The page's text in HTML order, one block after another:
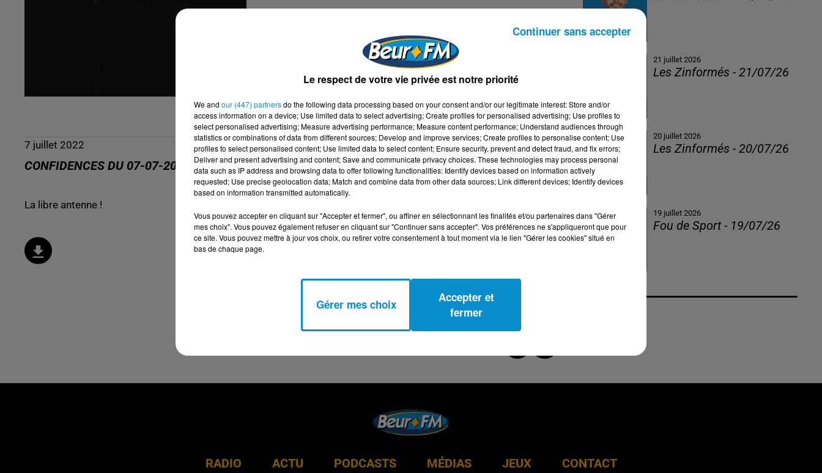
7 juillet 2022
CONFIDENCES DU 07-07-2022
La libre antenne !
21 juillet 2026
Les Zinformés - 21/07/26
20 juillet 2026
Les Zinformés - 20/07/26
19 juillet 2026
Fou de Sport - 19/07/26
RADIO ACTU PODCASTS MÉDIAS JEUX CONTACT
Le respect de votre vie privée est notre priorité
We and our (447) partnersdo the following data processing based on your consent and/or our legitimate interest: Store and/or
access information on a device; Use limited data to select advertising; Create profiles for personalised advertising; Use profiles to
select personalised advertising; Measure advertising performance; Measure content performance; Understand audiences through
statistics or combinations of data from different sources; Develop and improve services; Create profiles to personalise content; Use
profiles to select personalised content; Use limited data to select content; Ensure security, prevent and detect fraud, and fix errors;
Deliver and present advertising and content; Save and communicate privacy choices. These technologies may process personal
data such as IP address and browsing data to offer following functionalities: Identify devices based on information actively
requested; Use precise geolocation data; Match and combine data from other data sources; Link different devices; Identify devices
based on information transmitted automatically.
Vous pouvez accepter en cliquant sur "Accepter et fermer", ou affiner en sélectionnant les finalités et/ou partenaires dans "Gérer
mes choix". Vous pouvez également refuser en cliquant sur "Continuer sans accepter". Vos préférences ne s'appliqueront que pour
ce site. Vous pouvez mettre à jour vos choix, ou retirer votre consentement à tout moment via le lien "Gérer les cookies" situé en
bas de chaque page.
Gérer mes choix
Accepter et
fermer
Continuer sans accepter